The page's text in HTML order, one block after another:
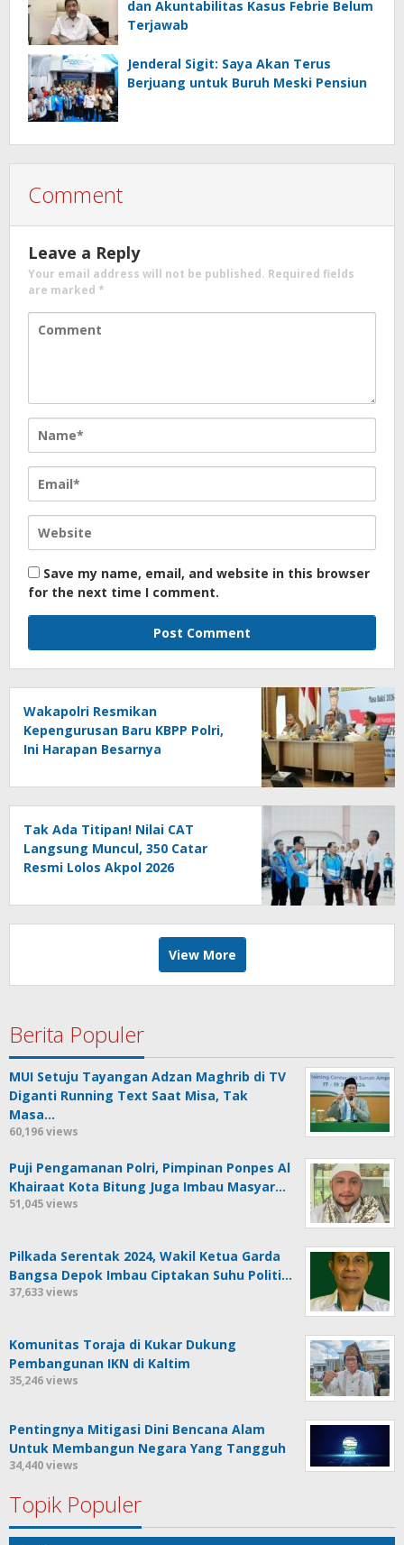
dan Akuntabilitas Kasus Febrie Belum
Terjawab
Jenderal Sigit: Saya Akan Terus
Berjuang untuk Buruh Meski Pensiun
Comment
Leave a Reply
Your email address will not be published. Required fields
are marked *
Save my name, email, and website in this browser
for the next time I comment.
Wakapolri Resmikan
Kepengurusan Baru KBPP Polri,
Ini Harapan Besarnya
Tak Ada Titipan! Nilai CAT
Langsung Muncul, 350 Catar
Resmi Lolos Akpol 2026
View More
Berita Populer
MUI Setuju Tayangan Adzan Maghrib di TV
Diganti Running Text Saat Misa, Tak
Masa…
60,196 views
Puji Pengamanan Polri, Pimpinan Ponpes Al
Khairaat Kota Bitung Juga Imbau Masyar…
51,045 views
Pilkada Serentak 2024, Wakil Ketua Garda
Bangsa Depok Imbau Ciptakan Suhu Politi…
37,633 views
Komunitas Toraja di Kukar Dukung
Pembangunan IKN di Kaltim
35,246 views
Pentingnya Mitigasi Dini Bencana Alam
Untuk Membangun Negara Yang Tangguh
34,440 views
Topik Populer